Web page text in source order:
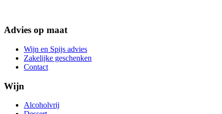
Advies op maat
Wijn en Spijs advies
Zakelijke geschenken
Contact
Wijn
Alcoholvrij